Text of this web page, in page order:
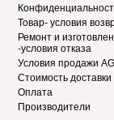
Товар- условия
Ремонт и
-условия отказа
Условия продажи
Стоимость доставки
Оплата
Производители